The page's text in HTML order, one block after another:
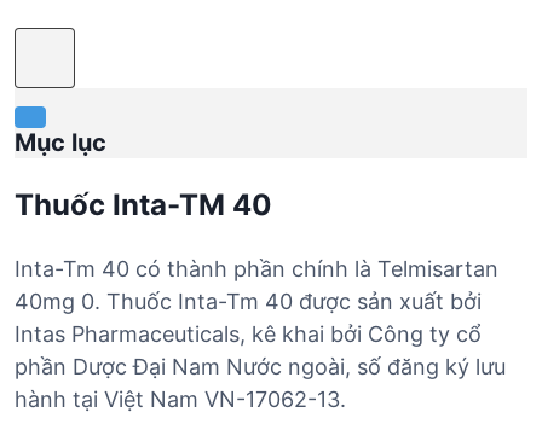
Mục lục
Thuốc Inta-TM 40
Inta-Tm 40 có thành phần chính là Telmisartan
40mg 0. Thuốc Inta-Tm 40 được sản xuất bởi
Intas Pharmaceuticals, kê khai bởi Công ty cổ
phần Dược Đại Nam Nước ngoài, số đăng ký lưu
hành tại Việt Nam VN-17062-13.